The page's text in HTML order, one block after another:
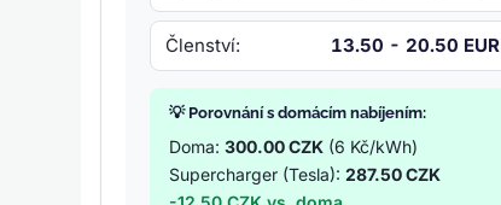
Členství: 13.50 - 20.50 EUR
💡 Porovnání s domácím nabíjením:
Doma:300.00 CZK (6 Kč/kWh)
Supercharger (Tesla):287.50 CZK